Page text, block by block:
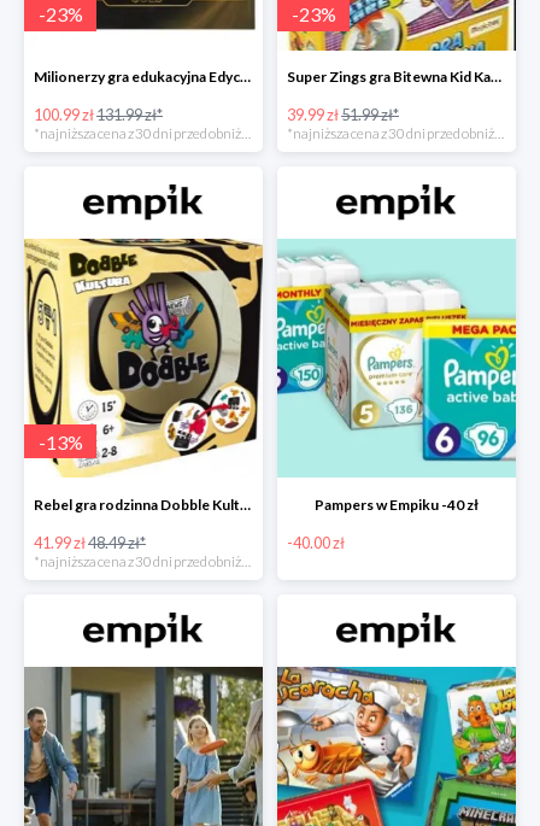
-23%
Milionerzy gra edukacyjna Edycja Gold w super cenie w Empiku Premium
100.99 zł131.99 zł*
*najniższa cena z 30 dni przed obniżką
-23%
Super Zings gra Bitewna Kid Kazom w super cenie w Empiku Premium
39.99 zł51.99 zł*
*najniższa cena z 30 dni przed obniżką
-13%
Rebel gra rodzinna Dobble Kultura w super cenie w Empiku Premium
41.99 zł48.49 zł*
Pampers w Empiku -40 zł
-40.00 zł